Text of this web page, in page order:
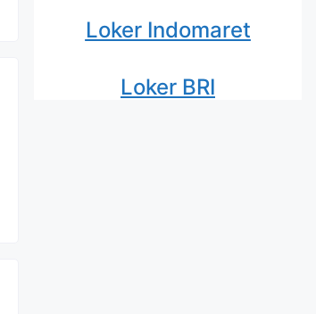
Loker Indomaret
Loker BRI